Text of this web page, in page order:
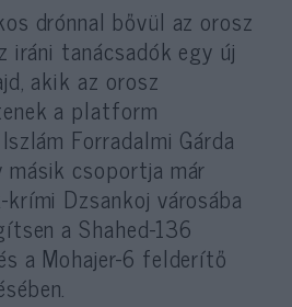
drónnal bővül az orosz
iráni tanácsadók egy új
akik az orosz
a platform
Forradalmi Gárda
másik csoportja már
Dzsankoj városába
a Shahed-136
a Mohajer-6 felderítő